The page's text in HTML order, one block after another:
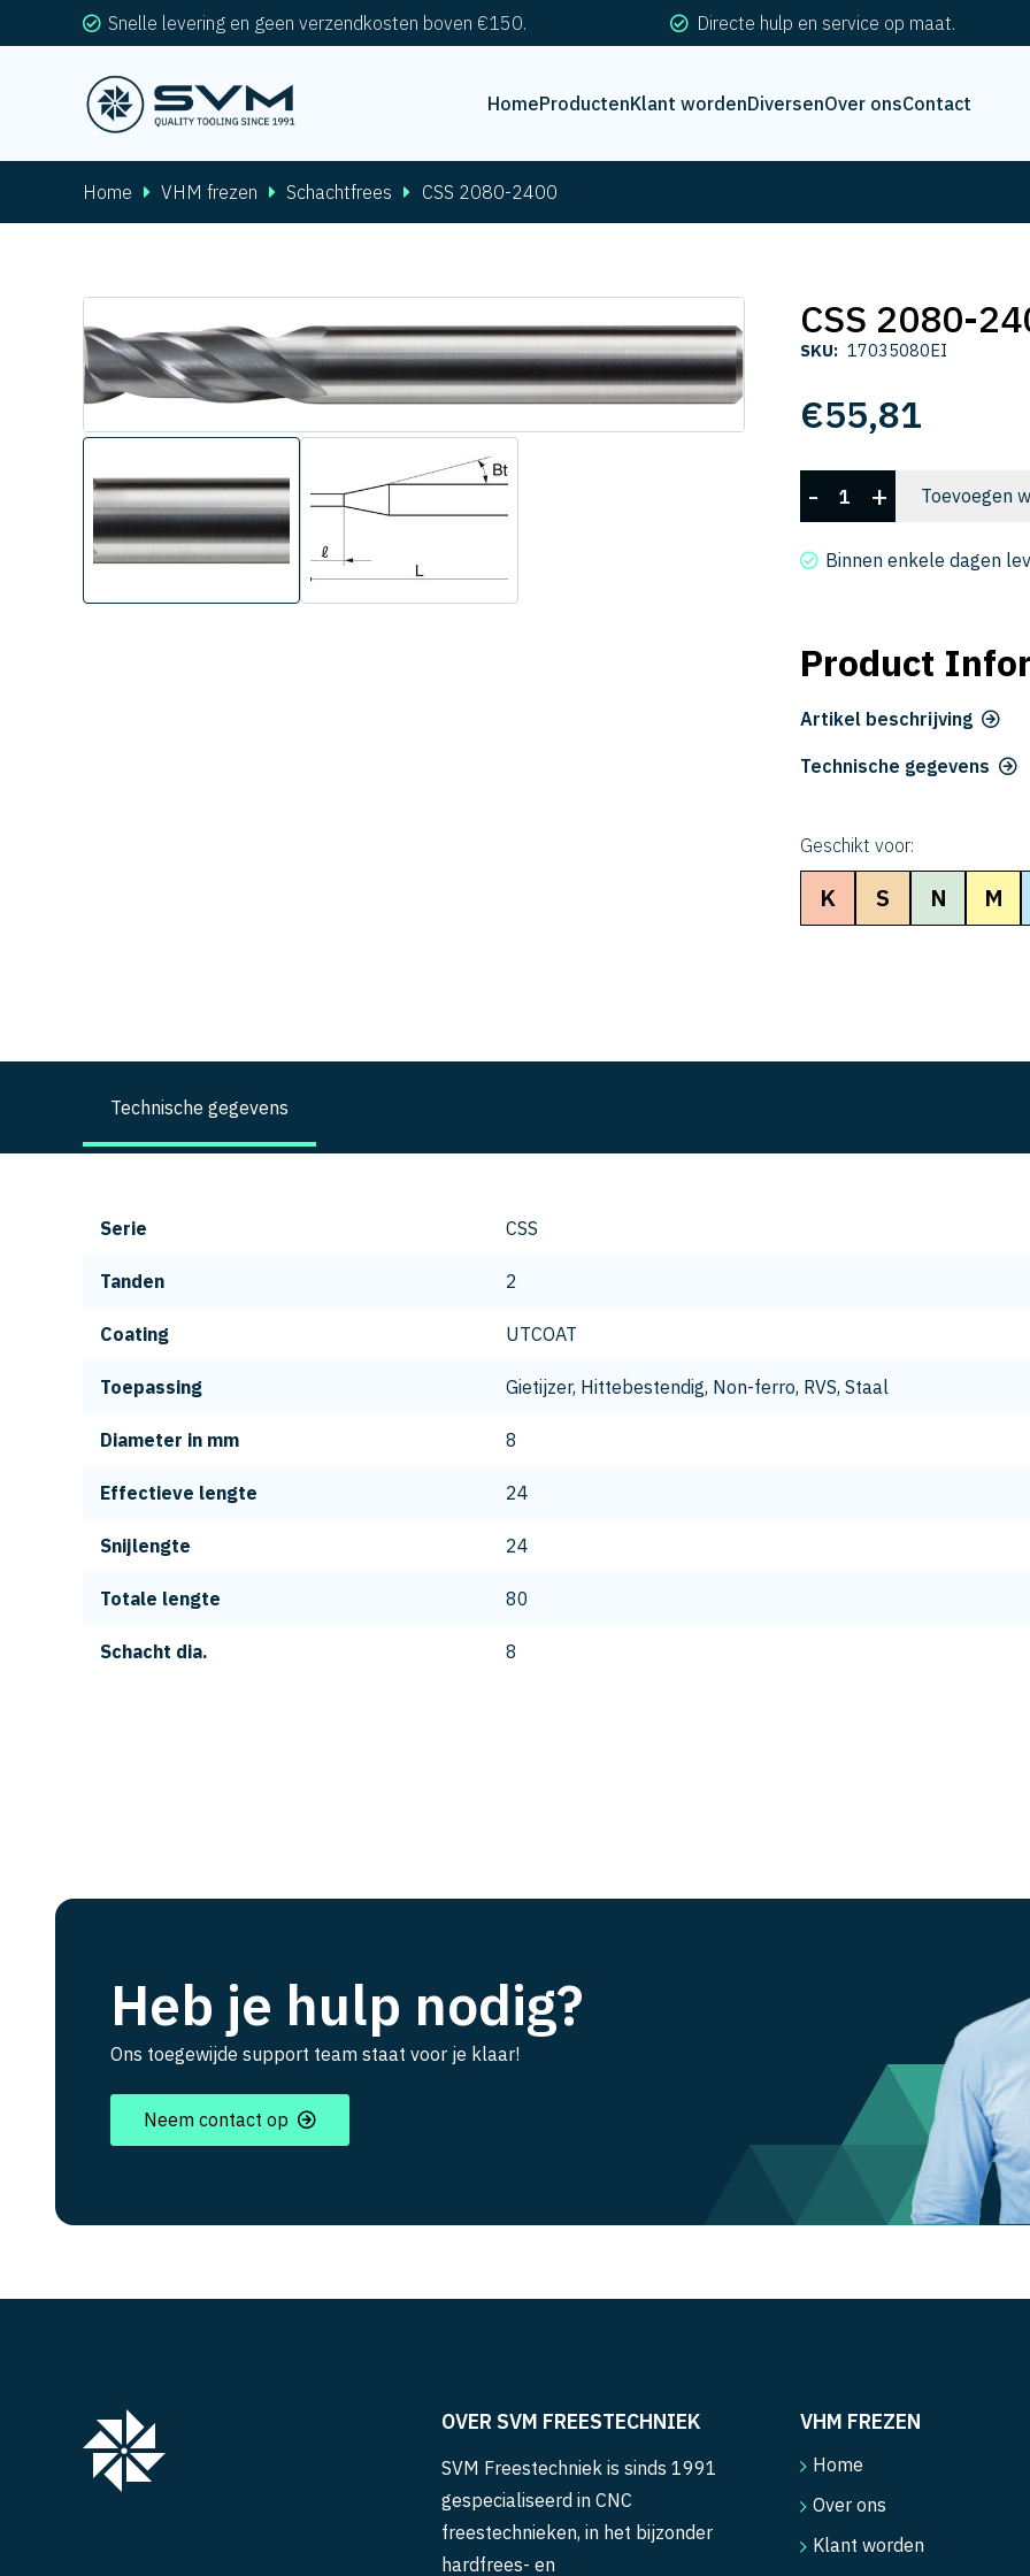
Snelle levering en geen verzendkosten boven €150. Directe hulp en service op maat.
HomeProductenKlant wordenDiversenOver onsContact
Home VHM frezen Schachtfrees CSS 2080-2400
CSS 2080-
SKU: 17035080EI
€55,81
2080-
2400
- + Toevoegen
Binnen enkele dagen
Product
Artikel beschrijving
Technische gegevens
Geschikt voor:
K S N M
Technische gegevens
Serie CSS
Tanden 2
Coating UTCOAT
Toepassing Gietijzer, Hittebestendig, Non-ferro, RVS, Staal
Diameter in mm 8
Effectieve lengte 24
Snijlengte 24
Totale lengte 80
Schacht dia. 8
Heb je hulp nodig?
Ons toegewijde support team staat voor je klaar!
Neem contact op
OVER SVM FREESTECHNIEK
SVM Freestechniek is sinds 1991
gespecialiseerd in CNC
freestechnieken, in het bijzonder
hardfrees- en
VHM FREZEN
Home
Over ons
Klant worden